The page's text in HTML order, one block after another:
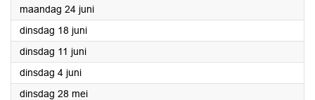
maandag 24 juni2024
dinsdag 18 juni2024
dinsdag 11 juni2024
dinsdag 4 juni2024
dinsdag 28 mei2024